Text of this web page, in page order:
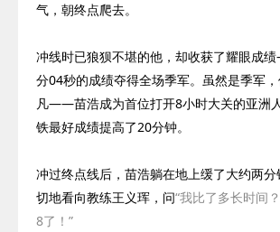
气，朝终点爬去。
冲线时已狼狈不堪的他，却收获了耀眼成
分04秒的成绩夺得全场季军。虽然是季军
凡——苗浩成为首位打开8小时大关的亚洲
铁最好成绩提高了20分钟。
冲过终点线后，苗浩躺在地上缓了大约两
切地看向教练王义珲，问“我比了多长时间
8了！”